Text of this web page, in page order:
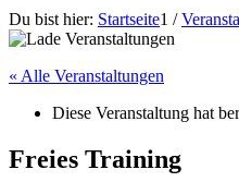
Du bist hier: Startseite1 /
« Alle Veranstaltungen
Diese Veranstaltung hat
Freies Training